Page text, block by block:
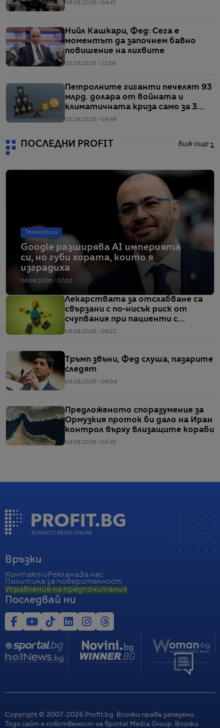
06.08.2026 / 04:41
Нийл Кашкари, Фед: Сега е
моментът да започнем бавно
повишение на лихвите
05.08.2026 / 12:58
Петролните гиганти печелят 93
млрд. долара от войната и
климатичната криза само за 3
месеца
05.08.2026 / 09:48
ПОСЛЕДНИ PROFIT виж още
Технологии
Google разширява AI империята
си, но губи хората, които я
изградиха
06.08.2026 / 07:02
Лекарствата за отслабване са
свързани с по-нисък риск от
счупвания при пациенти с
диабет, сочи проучване
06.08.2026 / 06:23
Тръмп звъни, Фед слуша, пазарите
следят
06.08.2026 / 06:04
Предложеното споразумение за
Ормузкия проток би дало на Иран
контрол върху влизащите кораби
06.08.2026 / 05:42
Връзки
Контакти РекламаЗа нас
Политика за поверителност
Управление на предпочитания
Последвай ни
Copyright © 2007-2026 Profit.bg. Всички права запазени.
Този сайт е собственост на Sportal Media Group. Всички